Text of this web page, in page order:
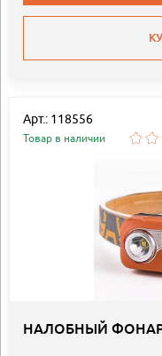
Арт.: 118556
Товар в наличии
НАЛОБНЫЙ ФОНАРЬ